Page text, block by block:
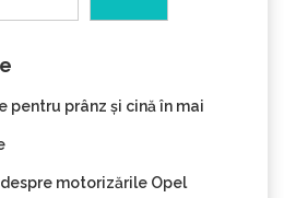
pentru prânz și cină în mai
motorizările Opel